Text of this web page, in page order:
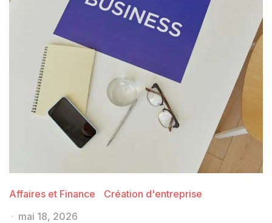
Affaires et Finance
Création d'entreprise
mai 18, 2026